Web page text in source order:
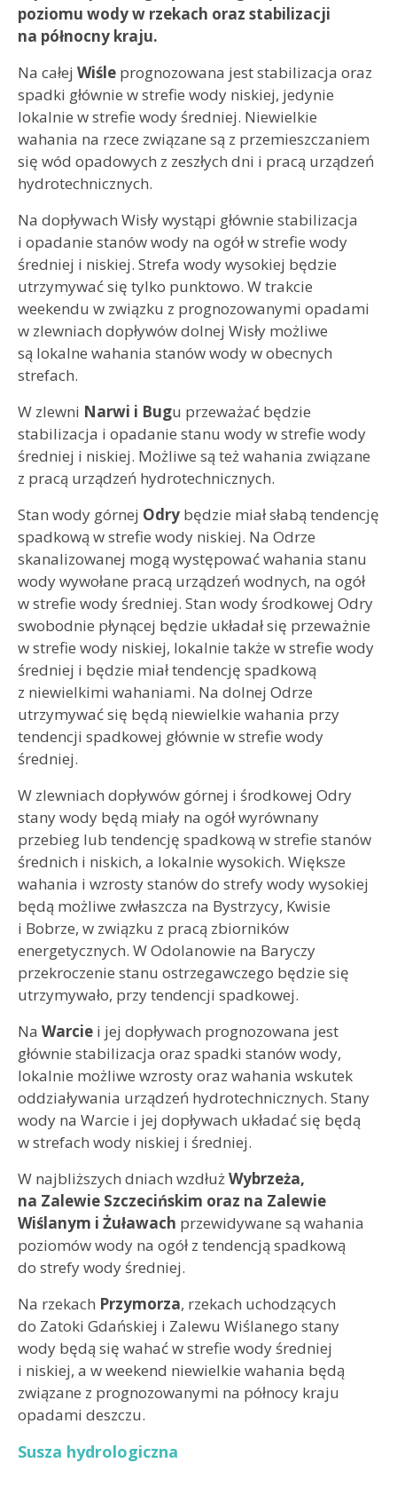
poziomu wody w rzekach oraz stabilizacji
na północny kraju.
Na całej Wiśle prognozowana jest stabilizacja oraz
spadki głównie w strefie wody niskiej, jedynie
lokalnie w strefie wody średniej. Niewielkie
wahania na rzece związane są z przemieszczaniem
się wód opadowych z zeszłych dni i pracą urządzeń
hydrotechnicznych.
Na dopływach Wisły wystąpi głównie stabilizacja
i opadanie stanów wody na ogół w strefie wody
średniej i niskiej. Strefa wody wysokiej będzie
utrzymywać się tylko punktowo. W trakcie
weekendu w związku z prognozowanymi opadami
w zlewniach dopływów dolnej Wisły możliwe
są lokalne wahania stanów wody w obecnych
strefach.
W zlewni Narwi i Bugu przeważać będzie
stabilizacja i opadanie stanu wody w strefie wody
średniej i niskiej. Możliwe są też wahania związane
z pracą urządzeń hydrotechnicznych.
Stan wody górnej Odry będzie miał słabą tendencję
spadkową w strefie wody niskiej. Na Odrze
skanalizowanej mogą występować wahania stanu
wody wywołane pracą urządzeń wodnych, na ogół
w strefie wody średniej. Stan wody środkowej Odry
swobodnie płynącej będzie układał się przeważnie
w strefie wody niskiej, lokalnie także w strefie wody
średniej i będzie miał tendencję spadkową
z niewielkimi wahaniami. Na dolnej Odrze
utrzymywać się będą niewielkie wahania przy
tendencji spadkowej głównie w strefie wody
średniej.
W zlewniach dopływów górnej i środkowej Odry
stany wody będą miały na ogół wyrównany
przebieg lub tendencję spadkową w strefie stanów
średnich i niskich, a lokalnie wysokich. Większe
wahania i wzrosty stanów do strefy wody wysokiej
będą możliwe zwłaszcza na Bystrzycy, Kwisie
i Bobrze, w związku z pracą zbiorników
energetycznych. W Odolanowie na Baryczy
przekroczenie stanu ostrzegawczego będzie się
utrzymywało, przy tendencji spadkowej.
Na Warcie i jej dopływach prognozowana jest
głównie stabilizacja oraz spadki stanów wody,
lokalnie możliwe wzrosty oraz wahania wskutek
oddziaływania urządzeń hydrotechnicznych. Stany
wody na Warcie i jej dopływach układać się będą
w strefach wody niskiej i średniej.
W najbliższych dniach wzdłużWybrzeża,
na Zalewie Szczecińskim oraz na Zalewie
Wiślanym i Żuławach przewidywane są wahania
poziomów wody na ogół z tendencją spadkową
do strefy wody średniej.
Na rzekach Przymorza, rzekach uchodzących
do Zatoki Gdańskiej i Zalewu Wiślanego stany
wody będą się wahać w strefie wody średniej
i niskiej, a w weekend niewielkie wahania będą
związane z prognozowanymi na północy kraju
opadami deszczu.
Susza hydrologiczna